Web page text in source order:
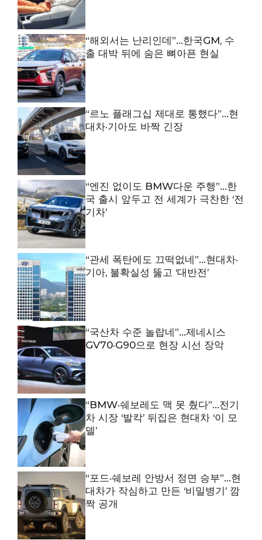
“해외서는 난리인데”…한국GM, 수
출 대박 뒤에 숨은 뼈아픈 현실
“르노 플래그십 제대로 통했다”…현
대차·기아도 바짝 긴장
“엔진 없이도 BMW다운 주행”…한
국 출시 앞두고 전 세계가 극찬한 ‘전
기차’
“관세 폭탄에도 끄떡없네”…현대차·
기아, 불확실성 뚫고 ‘대반전’
“국산차 수준 놀랍네”…제네시스
GV70·G90으로 현장 시선 장악
“BMW·쉐보레도 맥 못 췄다”…전기
차 시장 ‘발칵’ 뒤집은 현대차 ‘이 모
델’
“포드·쉐보레 안방서 정면 승부”…현
대차가 작심하고 만든 ‘비밀병기’ 깜
짝 공개